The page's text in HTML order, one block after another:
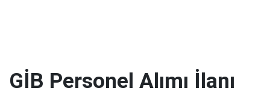
GİB Personel Alımı İlanı